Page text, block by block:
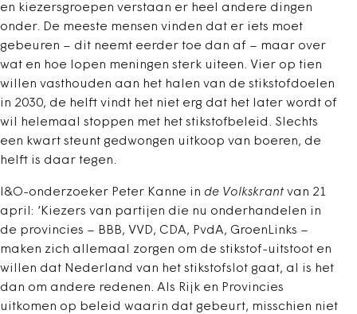
en kiezersgroepen verstaan er heel andere dingen
onder. De meeste mensen vinden dat er iets moet
gebeuren – dit neemt eerder toe dan af – maar over
wat en hoe lopen meningen sterk uiteen. Vier op tien
willen vasthouden aan het halen van de stikstofdoelen
in 2030, de helft vindt het niet erg dat het later wordt of
wil helemaal stoppen met het stikstofbeleid. Slechts
een kwart steunt gedwongen uitkoop van boeren, de
helft is daar tegen.
I&O-onderzoeker Peter Kanne in de Volkskrant van 21
april: ‘Kiezers van partijen die nu onderhandelen in
de provincies – BBB, VVD, CDA, PvdA, GroenLinks –
maken zich allemaal zorgen om de stikstof-uitstoot en
willen dat Nederland van het stikstofslot gaat, al is het
dan om andere redenen. Als Rijk en Provincies
uitkomen op beleid waarin dat gebeurt, misschien niet